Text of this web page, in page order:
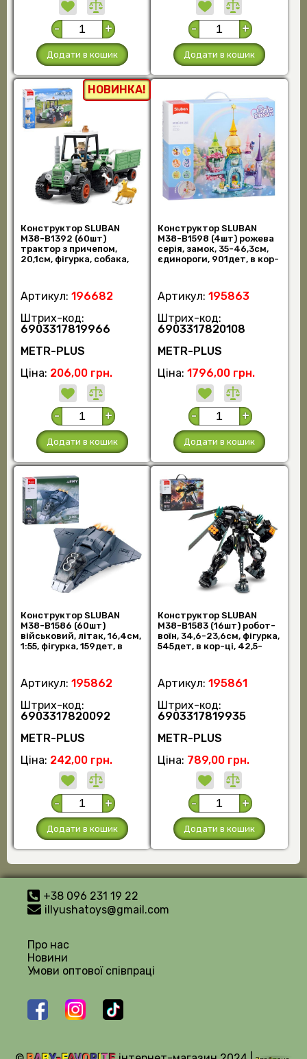
- +
Додати в кошик
- +
Додати в кошик
НОВИНКА!
Конструктор SLUBAN
M38-B1392 (60шт)
трактор з причепом,
20,1см, фігурка, собака,
Артикул: 196682
Штрих-код:
6903317819966
METR-PLUS
Ціна: 206,00 грн.
- +
Додати в кошик
Конструктор SLUBAN
M38-B1598 (4шт) рожева
серія, замок, 35-46,3см,
єдинороги, 901дет, в кор-
Артикул: 195863
Штрих-код:
6903317820108
METR-PLUS
Ціна: 1796,00 грн.
- +
Додати в кошик
Конструктор SLUBAN
M38-B1586 (60шт)
військовий, літак, 16,4см,
1:55, фігурка, 159дет, в
Артикул: 195862
Штрих-код:
6903317820092
METR-PLUS
Ціна: 242,00 грн.
- +
Додати в кошик
Конструктор SLUBAN
M38-B1583 (16шт) робот-
воїн, 34,6-23,6см, фігурка,
545дет, в кор-ці, 42,5-
Артикул: 195861
Штрих-код:
6903317819935
METR-PLUS
Ціна: 789,00 грн.
- +
Додати в кошик
+38 096 231 19 22
illyushatoys@gmail.com
Про нас
Новини
Умови оптової співпраці